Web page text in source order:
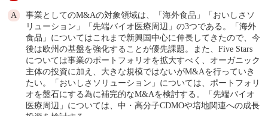
事業としてのM&Aの対象領域は、「海外食品」「おいしさソ
リューション」「先端バイオ医療周辺」の3つである。「海外
食品」についてはこれまで新興国中心に伸長してきたので、今
後は欧州の基盤を強化することが優先課題。また、Five Stars
については事業のポートフォリオを拡大すべく、オーガニック
主体の投資に加え、大きな規模ではないがM&Aを行っていき
たい。「おいしさソリューション」については、ポートフォリ
オを盤石にする為に補完的なM&Aを検討する。「先端バイオ
医療周辺」については、中・高分子CDMOや培地関連への成長